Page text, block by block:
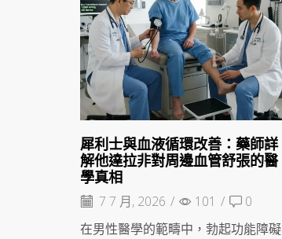
犀利士與血液循環改善：藥師詳
解他達拉非對周邊血管舒張的醫
學真相
7 7 月, 2026 / 101 /
0
在男性醫學的範疇中，勃起功能障礙